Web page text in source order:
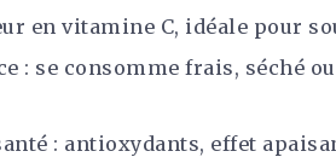
en vitamine C, idéale pour
: se consomme frais, séché
: antioxydants, effet